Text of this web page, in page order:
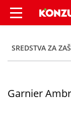
SREDSTVA ZA
Garnier